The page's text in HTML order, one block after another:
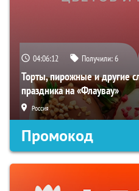
04:06:11 Получили:6
Торты, пирожные и другие
праздника на «Флаувау»
Россия
Промокод